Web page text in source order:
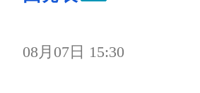
08月07日 15:30